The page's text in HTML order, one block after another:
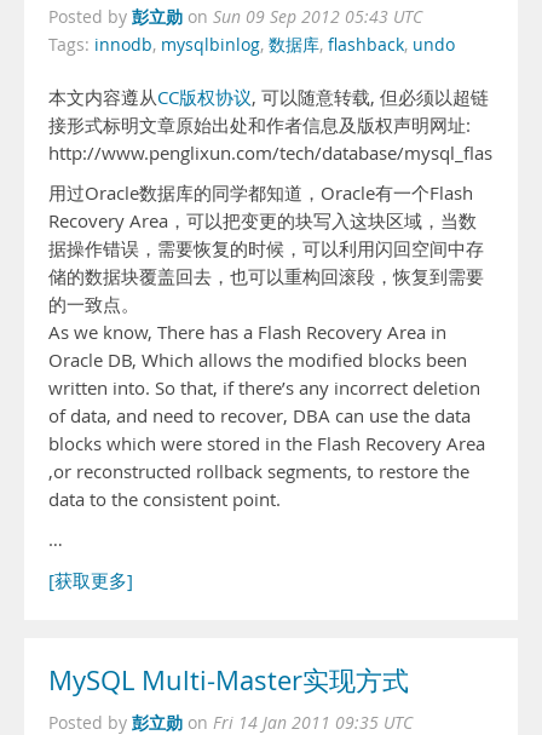
Posted by 彭立勋 on Sun 09 Sep 2012 05:43 UTC
Tags: innodb, mysqlbinlog, 数据库, flashback, undo
本文内容遵从CC版权协议, 可以随意转载, 但必须以超链
接形式标明文章原始出处和作者信息及版权声明网址:
http://www.penglixun.com/tech/database/
用过Oracle数据库的同学都知道，Oracle有一个Flash
Recovery Area，可以把变更的块写入这块区域，当数
据操作错误，需要恢复的时候，可以利用闪回空间中存
储的数据块覆盖回去，也可以重构回滚段，恢复到需要
的一致点。
As we know, There has a Flash Recovery Area in
Oracle DB, Which allows the modified blocks been
written into. So that, if there’s any incorrect deletion
of data, and need to recover, DBA can use the data
blocks which were stored in the Flash Recovery Area
,or reconstructed rollback segments, to restore the
data to the consistent point.
…
[获取更多]
MySQL Multi-Master实现方式
Posted by 彭立勋 on Fri 14 Jan 2011 09:35 UTC